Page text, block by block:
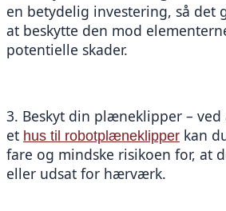
en betydelig investering, så det
at beskytte den mod
potentielle skader.
3. Beskyt din plæneklipper – ved
et hus til robotplæneklipper kan
fare og mindske risikoen for, at
eller udsat for hærværk.